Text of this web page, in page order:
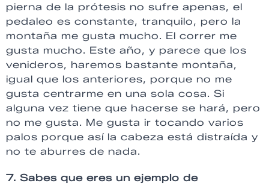
pierna de la prótesis no sufre apenas, el
pedaleo es constante, tranquilo, pero la
montaña me gusta mucho. El correr me
gusta mucho. Este año, y parece que los
venideros, haremos bastante montaña,
igual que los anteriores, porque no me
gusta centrarme en una sola cosa. Si
alguna vez tiene que hacerse se hará, pero
no me gusta. Me gusta ir tocando varios
palos porque así la cabeza está distraída y
no te aburres de nada.
7. Sabes que eres un ejemplo de